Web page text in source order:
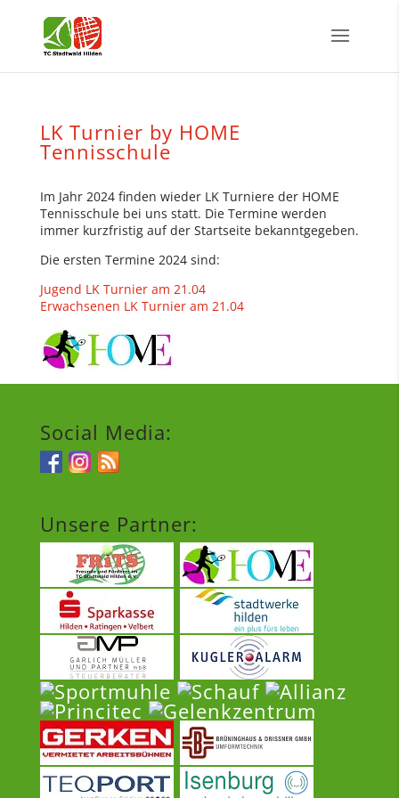
LK Turnier by HOME
Tennisschule
Im Jahr 2024 finden wieder LK Turniere der HOME
Tennisschule bei uns statt. Die Termine werden
immer kurzfristig auf der Startseite bekanntgegeben.
Die ersten Termine 2024 sind:
Jugend LK Turnier am 21.04
Erwachsenen LK Turnier am 21.04
Social Media:
Unsere Partner: